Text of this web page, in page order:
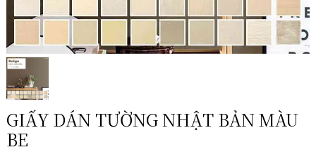
GIẤY DÁN TƯỜNG NHẬT BẢN MÀU
BE